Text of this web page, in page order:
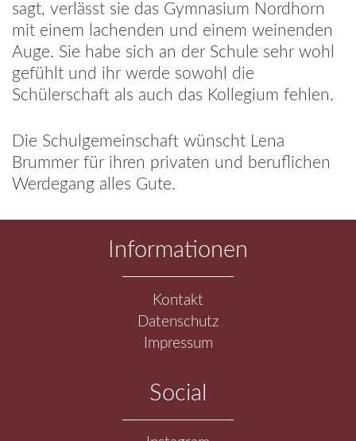
sagt, verlässt sie das Gymnasium Nordhorn
mit einem lachenden und einem weinenden
Auge. Sie habe sich an der Schule sehr wohl
gefühlt und ihr werde sowohl die
Schülerschaft als auch das Kollegium fehlen.
Die Schulgemeinschaft wünscht Lena
Brummer für ihren privaten und beruflichen
Werdegang alles Gute.
Informationen
Navigation
überspringen
Kontakt
Datenschutz
Impressum
Social